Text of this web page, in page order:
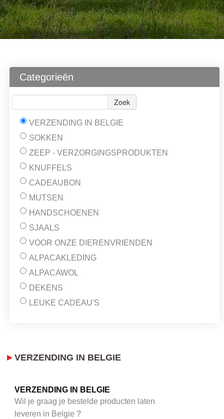
Categorieën
Zoek
VERZENDING IN BELGIE
SOKKEN
ZEEP - VERZORGINGSPRODUKTEN
KNUFFELS
CADEAUBON
MUTSEN
HANDSCHOENEN
SJAALS
VOOR ONZE DIERENVRIENDEN
ALPACAKLEDING
ALPACAWOL
DEKENS
LEUKE CADEAU'S
VERZENDING IN BELGIE
VERZENDING IN BELGIE
Wil je graag je bestelde producten laten
leveren in Belgie ?